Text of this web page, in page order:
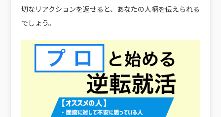
切なリアクションを返せると、あなたの人柄を伝えられる
でしょう。